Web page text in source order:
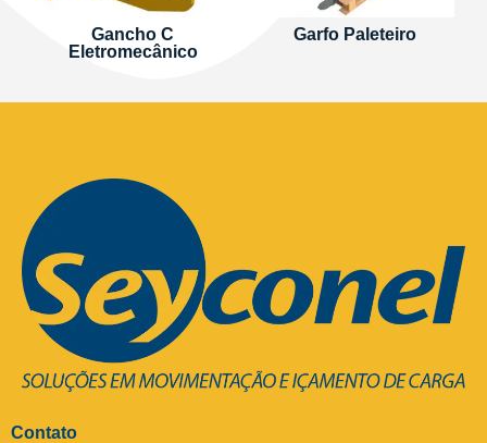
Gancho C
Eletromecânico
Garfo Paleteiro
Contato